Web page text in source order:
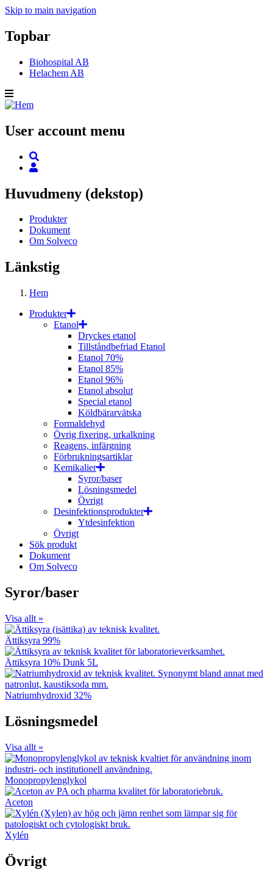
Skip to main navigation
Topbar
Biohospital AB
Helachem AB
User account menu
Huvudmeny (dekstop)
Produkter
Dokument
Om Solveco
Länkstig
Hem
Produkter
Etanol
Dryckes etanol
Tillståndbefriad Etanol
Etanol 70%
Etanol 85%
Etanol 96%
Etanol absolut
Special etanol
Köldbärarvätska
Formaldehyd
Övrig fixering, urkalkning
Reagens, infärgning
Förbrukningsartiklar
Kemikalier
Syror/baser
Lösningsmedel
Övrigt
Desinfektionsprodukter
Ytdesinfektion
Övrigt
Sök produkt
Dokument
Om Solveco
Syror/baser
Visa allt »
Ättiksyra 99%
Ättiksyra 10% Dunk 5L
Natriumhydroxid 32%
Lösningsmedel
Visa allt »
Monopropylenglykol
Aceton
Xylén
Övrigt